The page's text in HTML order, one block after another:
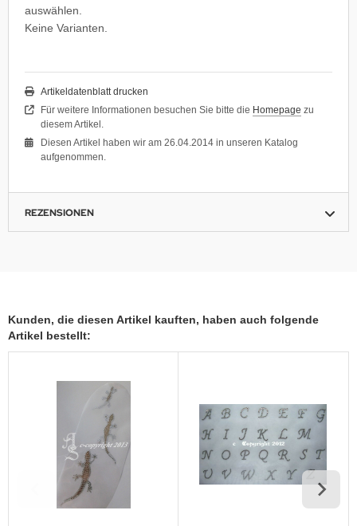
auswählen.
Keine Varianten.
Artikeldatenblatt drucken
Für weitere Informationen besuchen Sie bitte die Homepage zu
diesem Artikel.
Diesen Artikel haben wir am 26.04.2014 in unseren Katalog
aufgenommen.
REZENSIONEN
Kunden, die diesen Artikel kauften, haben auch folgende
Artikel bestellt: